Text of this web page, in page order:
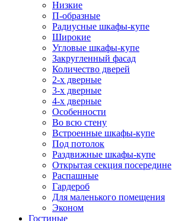
Низкие
П-образные
Радиусные шкафы-купе
Широкие
Угловые шкафы-купе
Закругленный фасад
Количество дверей
2-х дверные
3-х дверные
4-х дверные
Особенности
Во всю стену
Встроенные шкафы-купе
Под потолок
Раздвижные шкафы-купе
Открытая секция посередине
Распашные
Гардероб
Для маленького помещения
Эконом
Гостиные